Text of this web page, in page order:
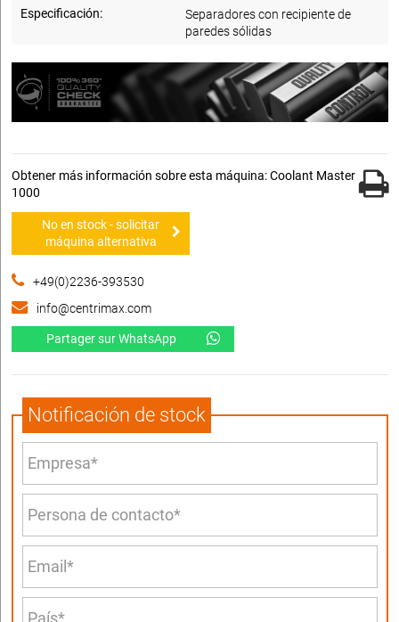
Especificación:
Separadores con recipiente de
paredes sólidas
Obtener más información sobre esta máquina: Coolant Master
1000
No en stock - solicitar
máquina alternativa
+49(0)2236-393530
info@centrimax.com
Partager sur WhatsApp
Notificación de stock